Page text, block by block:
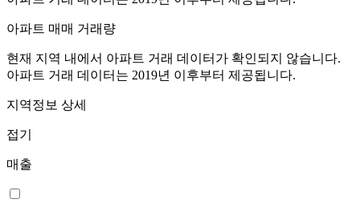
아파트 매매 거래량
현재 지역 내에서 아파트 거래 데이터가 확인되지 않습니다.
아파트 거래 데이터는 2019년 이후부터 제공됩니다.
지역정보 상세
접기
매출